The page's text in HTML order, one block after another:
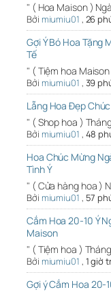
" ( Hoa Maison )
Bởi miumiu01 , 26
Gợi Ý Bó Hoa Tặng
Tế
" ( Tiệm hoa
Bởi miumiu01 , 39
Lẵng Hoa Đẹp
" ( Shop hoa )
Bởi miumiu01 , 48
Hoa Chúc Mừng
Tình Ý
" ( Cửa hàng hoa )
Bởi miumiu01 , 57
Cắm Hoa 20-10 Ý
Maison
" ( Tiệm hoa )
Bởi miumiu01 , 1 giờ
Gợi ý Cắm Hoa 20-